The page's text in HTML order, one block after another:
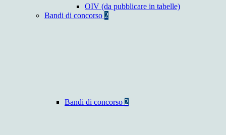
OIV (da pubblicare in tabelle)
Bandi di concorso 2
Bandi di concorso 2